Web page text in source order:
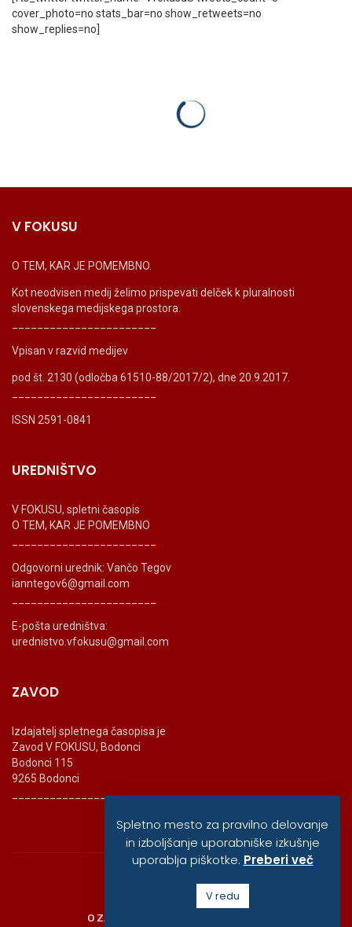
cover_photo=no stats_bar=no show_retweets=no
show_replies=no]
V FOKUSU
O TEM, KAR JE POMEMBNO.
Kot neodvisen medij želimo prispevati delček k pluralnosti
slovenskega medijskega prostora.
Vpisan v razvid medijev
pod št. 2130 (odločba 61510-88/2017/2), dne 20.9.2017.
ISSN 2591-0841
UREDNIŠTVO
V FOKUSU, spletni časopis
O TEM, KAR JE POMEMBNO
Odgovorni urednik: Vančo Tegov
ianntegov6@gmail.com
E-pošta uredništva:
urednistvo.vfokusu@gmail.com
ZAVOD
Izdajatelj spletnega časopisa je
Zavod V FOKUSU, Bodonci
Bodonci 115
9265 Bodonci
_______________________
© vfokusu, 2020
O ZAVODU
Spletno mesto za pravilno delovanje
in izboljšanje uporabniške izkušnje
uporablja piškotke. Preberi več
V redu